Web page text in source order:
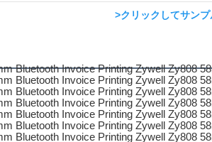
>クリックしてサン